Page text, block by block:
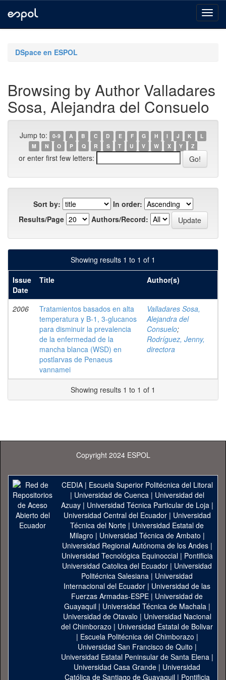
navigationDSpace en ESPOL
Browsing by Author Valladares
Sosa, Alejandra del Consuelo
Jump to: 0-9 A B C D E F G H I J K
L
M
N O P Q R S T U V W X Y Z
or enter first few letters:
Sort by:
In order:
Results/Page
Authors/Record:
Showing results 1 to 1 of 1
Issue
Date
Title Author(s)
2006
Tratamientos basados en alta
temperatura y B-1, 3-glucanos
para disminuir la prevalencia
de la enfermedad de la
mancha blanca (WSD) en
postlarvas de Penaeus
vannamei
Valladares Sosa,
Alejandra del
Consuelo;
Rodríguez, Jenny,
directora
Showing results 1 to 1 of 1
Copyright 2024 ESPOL
CEDIA| Escuela Superior Politécnica del Litoral
| Universidad de Cuenca| Universidad del
Azuay| Universidad Técnica Particular de Loja|
Universidad Central del Ecuador| Universidad
Técnica del Norte | Universidad Estatal de
Milagro | Universidad Técnica de Ambato |
Universidad Regional Autónoma de los Andes|
Universidad Tecnológica Equinoccial| Pontificia
Universidad Catolica del Ecuador | Universidad
Politécnica Salesiana | Universidad
Internacional del Ecuador | Universidad de las
Fuerzas Armadas-ESPE | Universidad de
Guayaquil| Universidad Técnica de Machala|
Universidad de Otavalo | Universidad Nacional
del Chimborazo | Universidad Estatal de Bolivar
| Escuela Politécnica del Chimborazo |
Universidad San Francisco de Quito |
Universidad Estatal Peninsular de Santa Elena|
Universidad Casa Grande | Universidad
Católica de Santiago de Guayaquil| Pontificia